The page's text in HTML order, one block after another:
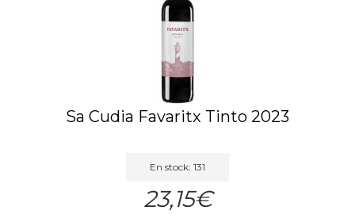
Sa Cudia Favaritx Tinto 2023
En stock: 131
23,15€